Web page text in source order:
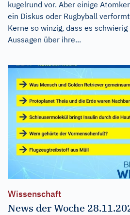
kugelrund vor. Aber einige
ein Diskus oder Rugbyball
Kerne so winzig, dass es
Aussagen über ihre...
Wissenschaft
News der Woche